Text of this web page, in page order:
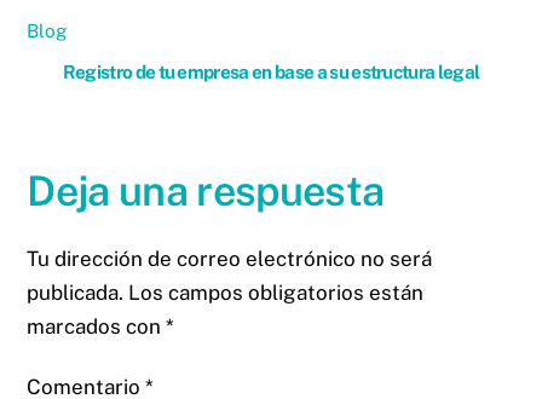
Blog
Registro de tu empresa en base a su estructura legal
Deja una respuesta
Tu dirección de correo electrónico no será
publicada. Los campos obligatorios están
marcados con*
Comentario*